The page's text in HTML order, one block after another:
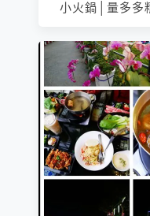
小火鍋│量多多